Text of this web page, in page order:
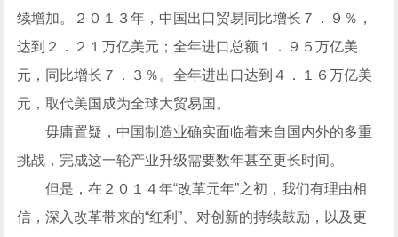
续增加。２０１３年，中国出口贸易同比增长７．９％，
达到２．２１万亿美元；全年进口总额１．９５万亿美
元，同比增长７．３％。全年进出口达到４．１６万亿美
元，取代美国成为全球大贸易国。
毋庸置疑，中国制造业确实面临着来自国内外的多重
挑战，完成这一轮产业升级需要数年甚至更长时间。
但是，在２０１４年“改革元年”之初，我们有理由相
信，深入改革带来的“红利”、对创新的持续鼓励，以及更